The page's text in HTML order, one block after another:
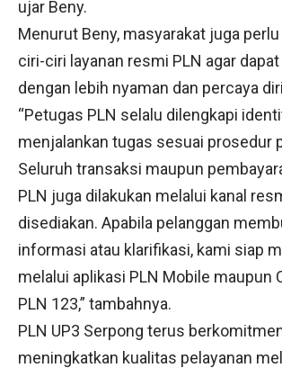
ujar Beny.
Menurut Beny, masyarakat juga
ciri-ciri layanan resmi PLN agar
dengan lebih nyaman dan percaya
“Petugas PLN selalu dilengkapi
menjalankan tugas sesuai prosedur
Seluruh transaksi maupun
PLN juga dilakukan melalui kanal
disediakan. Apabila pelanggan
informasi atau klarifikasi, kami siap
melalui aplikasi PLN Mobile maupun
PLN 123,” tambahnya.
PLN UP3 Serpong terus
meningkatkan kualitas pelayanan